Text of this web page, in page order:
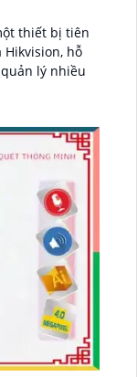
thiết bị tiên
hỗ
lý nhiều